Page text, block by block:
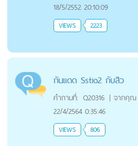
18/5/2552 20:10:09
VIEWS 2223
กันแดด Sstio2 กับสิว
คำถามที่: Q20316 | จากคุณ
22/4/2564 0:35:46
VIEWS 806